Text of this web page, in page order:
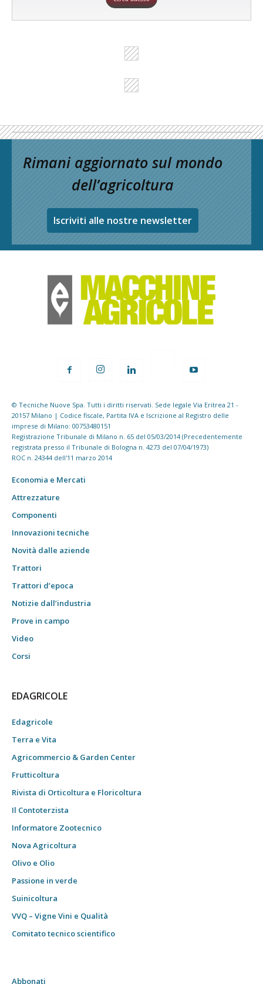
Rimani aggiornato sul mondo
dell’agricoltura
Iscriviti alle nostre newsletter
© Tecniche Nuove Spa. Tutti i diritti riservati. Sede legale Via Eritrea 21 -
20157 Milano | Codice fiscale, Partita IVA e Iscrizione al Registro delle
imprese di Milano: 00753480151
Registrazione Tribunale di Milano n. 65 del 05/03/2014 (Precedentemente
registrata presso il Tribunale di Bologna n. 4273 del 07/04/1973)
ROC n. 24344 dell'11 marzo 2014
Economia e Mercati
Attrezzature
Componenti
Innovazioni tecniche
Novità dalle aziende
Trattori
Trattori d’epoca
Notizie dall’industria
Prove in campo
Video
Corsi
EDAGRICOLE
Edagricole
Terra e Vita
Agricommercio & Garden Center
Frutticoltura
Rivista di Orticoltura e Floricoltura
Il Contoterzista
Informatore Zootecnico
Nova Agricoltura
Olivo e Olio
Passione in verde
Suinicoltura
VVQ – Vigne Vini e Qualità
Comitato tecnico scientifico
Abbonati